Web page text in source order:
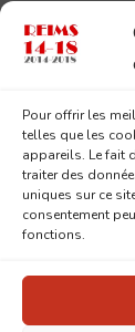
Pour offrir les
telles que les
appareils. Le fait
traiter des
uniques sur ce
consentement
fonctions.